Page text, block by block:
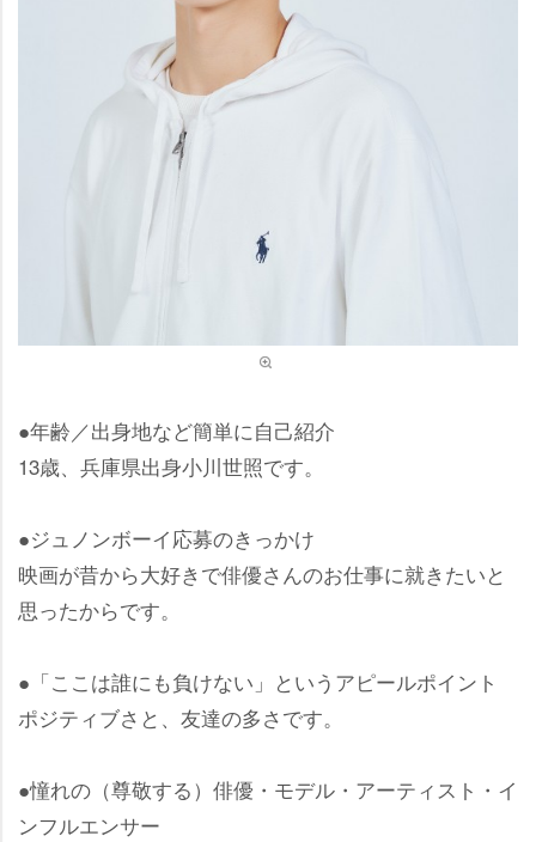
●年齢／出身地など簡単に自己紹介
13歳、兵庫県出身小川世照です。
●ジュノンボーイ応募のきっかけ
映画が昔から大好きで俳優さんのお仕事に就きたいと
思ったからです。
●「ここは誰にも負けない」というアピールポイント
ポジティブさと、友達の多さです。
●憧れの（尊敬する）俳優・モデル・アーティスト・イ
ンフルエンサー